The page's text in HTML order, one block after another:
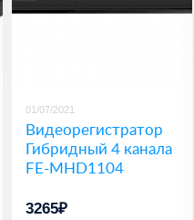
01/07/2021
Видеорегистратор
Гибридный 4 канала
FE-MHD1104
3265₽